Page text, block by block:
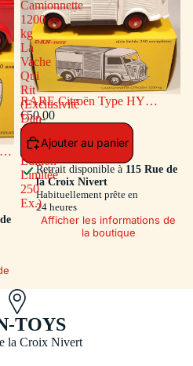
Camionnette
1200
kg
La
Vache
Qui
Rit
(Exclusivité
Dan-
Toys
-
Edition
Limitée
250
Ex.)
RARE Citroën Type HY
Camionnette 1200 kg La Vache
Qui Rit (Exclusivité Dan-Toys -
Edition Limitée 250 Ex.)
€50,00
Ajouter au panier
Retrait disponible à 115 Rue de
la Croix Nivert
Habituellement prête en
24 heures
Afficher les informations de
la boutique
TOYS
la Croix Nivert